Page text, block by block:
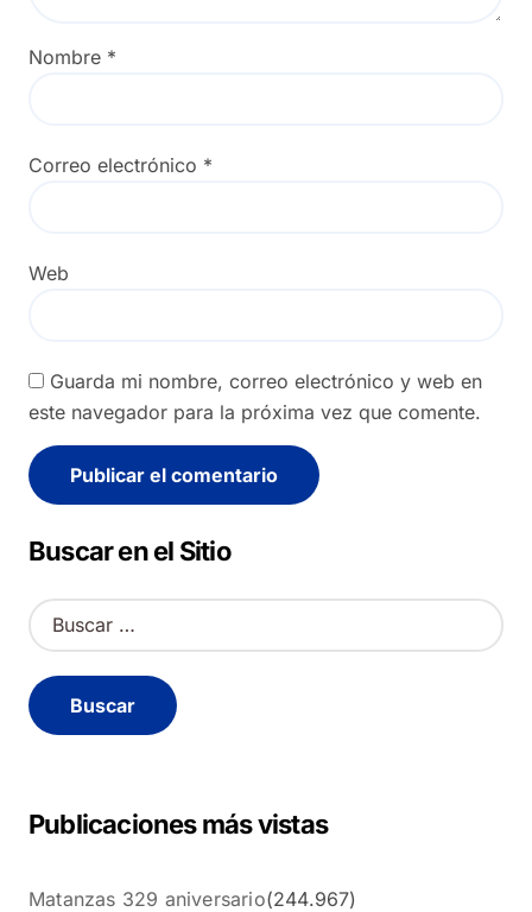
Nombre *
Correo electrónico *
Web
Guarda mi nombre, correo electrónico y web en
este navegador para la próxima vez que comente.
Buscar en el Sitio
B
u
c
a
Publicaciones más vistas
Matanzas 329 aniversario(244.967)